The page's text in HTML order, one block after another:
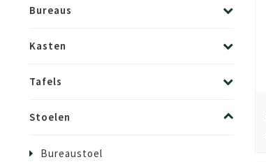
Bureaus
Kasten
Tafels
Stoelen
Bureaustoel